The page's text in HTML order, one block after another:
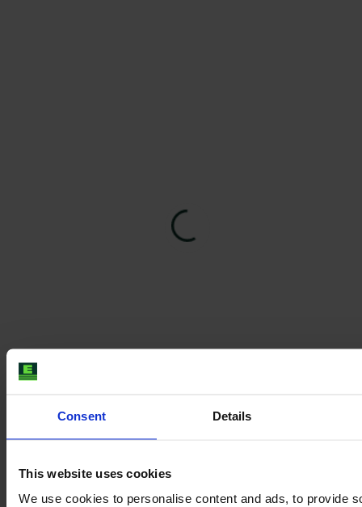
Consent Details
This website uses cookies
We use cookies to personalise content and ads, to provide